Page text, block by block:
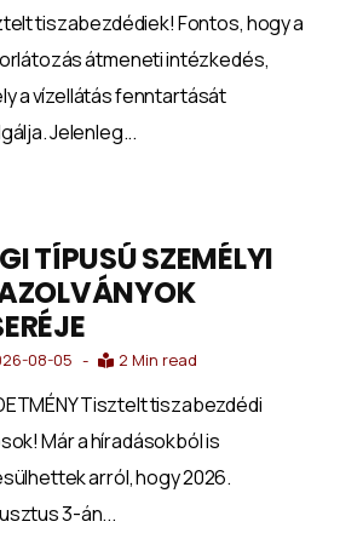
tiszabezdédiek! Fontos, hogy a
átmeneti intézkedés,
a vízellátás fenntartását
Jelenleg...
TÍPUSÚ SZEMÉLYI
08-05 2 Min read
Tisztelt tiszabezdédi
Már a híradásokból is
arról, hogy 2026.
3-án...